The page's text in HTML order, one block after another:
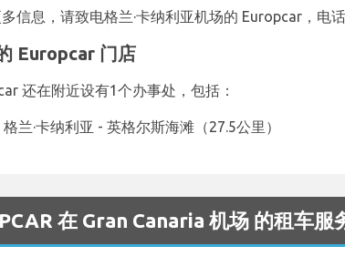
信息，请致电格兰·卡纳利亚机场的 Europcar，电
Europcar 门店
还在附近设有1个办事处，包括：
格兰·卡纳利亚 - 英格尔斯海滩（27.5公里）
在 Gran Canaria 机场 的租车服